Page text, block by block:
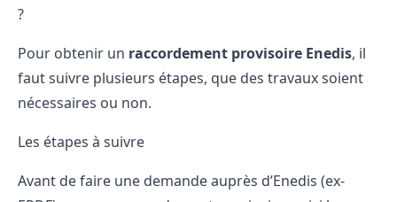
?
Pour obtenir un raccordement provisoire Enedis, il
faut suivre plusieurs étapes, que des travaux soient
nécessaires ou non.
Les étapes à suivre
Avant de faire une demande auprès d’Enedis (ex-